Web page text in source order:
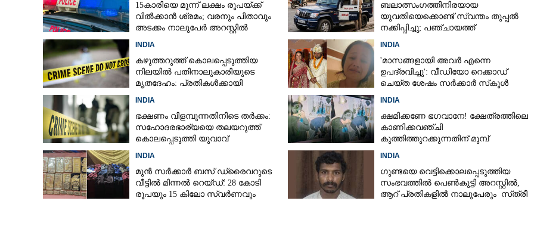
15കാരിയെ മൂന്ന് ലക്ഷം രൂപയ്ക്ക്
വിൽക്കാൻ ശ്രമം; വരനും പിതാവും
അടക്കം നാലുപേർ അറസ്റ്റിൽ
ബലാത്സംഗത്തിനിരയായ
യുവതിയെക്കൊണ്ട് സ്വന്തം തുപ്പൽ
നക്കിപ്പിച്ചു; പഞ്ചായത്ത്
INDIA
കഴുത്തറുത്ത് കൊലപ്പെടുത്തിയ
നിലയിൽ പതിനാലുകാരിയുടെ
മൃതദേഹം: പ്രതികൾക്കായി
INDIA
'മാസങ്ങളായി അവർ എന്നെ
ഉപദ്രവിച്ചു': വീഡിയോ റെക്കാഡ്
ചെയ്ത ശേഷം സർക്കാർ സ്‌കൂൾ
INDIA
ഭക്ഷണം വിളമ്പുന്നതിനിടെ തർക്കം:
സഹോദരഭാര്യയെ തലയറുത്ത്
കൊലപ്പെടുത്തി യുവാവ്
INDIA
ക്ഷമിക്കണേ ഭഗവാനേ! ക്ഷേത്രത്തിലെ
കാണിക്കവഞ്ചി
കുത്തിത്തുറക്കുന്നതിന് മുമ്പ്
INDIA
മുൻ സർക്കാർ ബസ് ഡ്രൈവറുടെ
വീട്ടിൽ മിന്നൽ റെയ്ഡ്: 28 കോടി
രൂപയും 15 കിലോ സ്വർണവും
INDIA
ഗു​ണ്ട​യെ​ ​വെ​ട്ടി​ക്കൊ​ല​പ്പെ​ടു​ത്തിയ
സംഭവത്തിൽ ​പെ​ൺ​കു​ട്ടി​ ​അ​റ​സ്റ്റിൽ,​
ആ​റ് ​പ്ര​തി​ക​ളി​ൽ​ ​നാ​ലു​പേരും ​ ​സ്‌​ത്രീ​
സ്ത്രീധനമായി നൽകിയിട്ടും ക്രൂരപീഡനം;
മകളെ കൊന്നതെന്ന ആരോപണവുമായി
പിതാവ്
Share this link
Copy Link